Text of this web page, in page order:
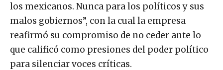
los mexicanos. Nunca para los políticos y sus
malos gobiernos”, con la cual la empresa
reafirmó su compromiso de no ceder ante lo
que calificó como presiones del poder político
para silenciar voces críticas.